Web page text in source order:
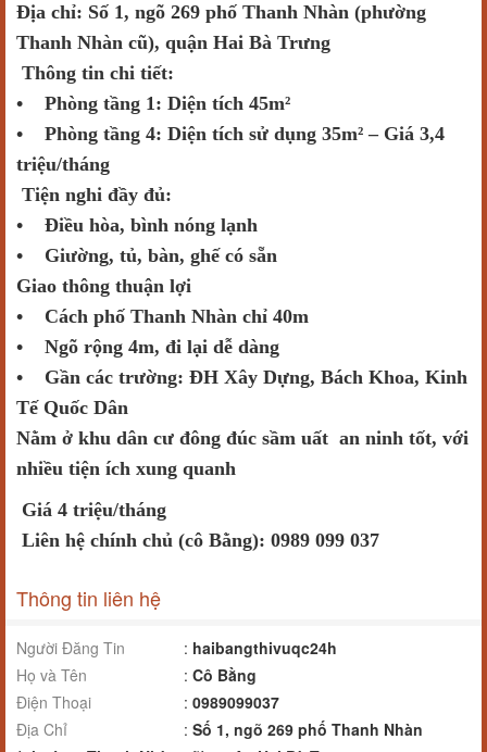
Địa chỉ: Số 1, ngõ 269 phố Thanh Nhàn (phường
Thanh Nhàn cũ), quận Hai Bà Trưng
Thông tin chi tiết:
• Phòng tầng 1: Diện tích 45m²
• Phòng tầng 4: Diện tích sử dụng 35m² – Giá 3,4
triệu/tháng
Tiện nghi đầy đủ:
• Điều hòa, bình nóng lạnh
• Giường, tủ, bàn, ghế có sẵn
Giao thông thuận lợi
• Cách phố Thanh Nhàn chỉ 40m
• Ngõ rộng 4m, đi lại dễ dàng
• Gần các trường: ĐH Xây Dựng, Bách Khoa, Kinh
Tế Quốc Dân
Nằm ở khu dân cư đông đúc sầm uất an ninh tốt, với
nhiều tiện ích xung quanh
Giá 4 triệu/tháng
Liên hệ chính chủ (cô Bằng): 0989 099 037
Thông tin liên hệ
Người Đăng Tin : haibangthivuqc24h
Họ và Tên
: Cô Bằng
Điện Thoại
: 0989099037
Địa Chỉ
: Số 1, ngõ 269 phố Thanh Nhàn